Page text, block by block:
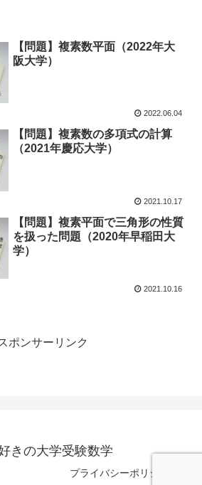
【問題】複素数平面（2022年大
阪大学）
2022.06.04
【問題】複素数の多項式の計算
（2021年慶応大学）
2021.10.17
【問題】複素平面で三角形の性質
を扱った問題（2020年早稲田大
学）
2021.10.16
ポンサーリンク
きの大学受験数学
プライバシーポリシー